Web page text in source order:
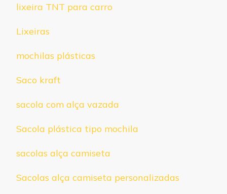
lixeira TNT para carro
Lixeiras
mochilas plásticas
Saco kraft
sacola com alça vazada
Sacola plástica tipo mochila
sacolas alça camiseta
Sacolas alça camiseta personalizadas